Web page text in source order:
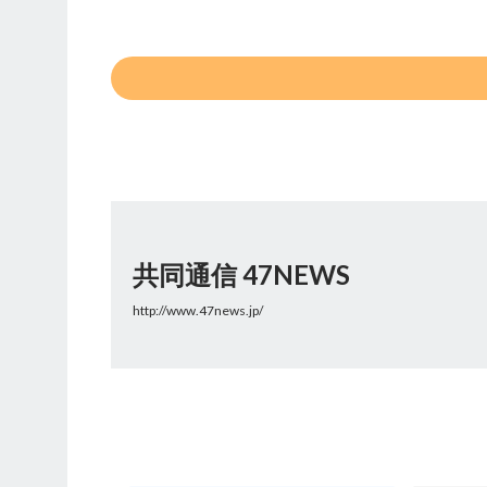
共同通信 47NEWS
http://www.47news.jp/